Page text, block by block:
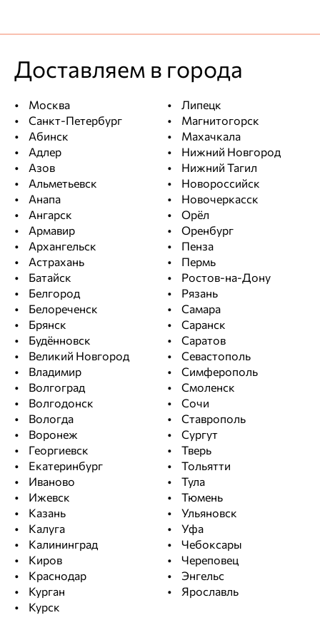
Доставляем в города
Москва
Санкт-Петербург
Абинск
Адлер
Азов
Альметьевск
Анапа
Ангарск
Армавир
Архангельск
Астрахань
Батайск
Белгород
Белореченск
Брянск
Будённовск
Великий Новгород
Владимир
Волгоград
Волгодонск
Вологда
Воронеж
Георгиевск
Екатеринбург
Иваново
Ижевск
Казань
Калуга
Калининград
Киров
Краснодар
Курган
Курск
Липецк
Магнитогорск
Махачкала
Нижний Новгород
Нижний Тагил
Новороссийск
Новочеркасск
Орёл
Оренбург
Пенза
Пермь
Ростов-на-Дону
Рязань
Самара
Саранск
Саратов
Севастополь
Симферополь
Смоленск
Сочи
Ставрополь
Сургут
Тверь
Тольятти
Тула
Тюмень
Ульяновск
Уфа
Чебоксары
Череповец
Энгельс
Ярославль